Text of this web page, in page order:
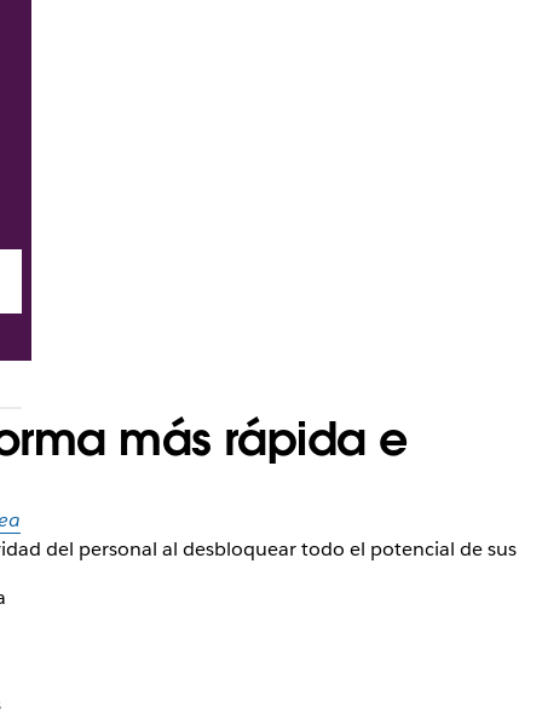
más rápida e
del personal al desbloquear todo el potencial de sus